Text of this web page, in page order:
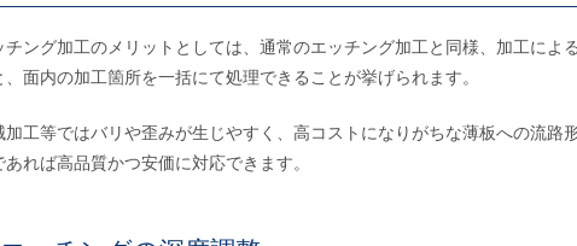
チング加工のメリットとしては、通常のエッチング加工と同様、加工によ
、面内の加工箇所を一括にて処理できることが挙げられます。
加工等ではバリや歪みが生じやすく、高コストになりがちな薄板への流路
あれば高品質かつ安価に対応できます。